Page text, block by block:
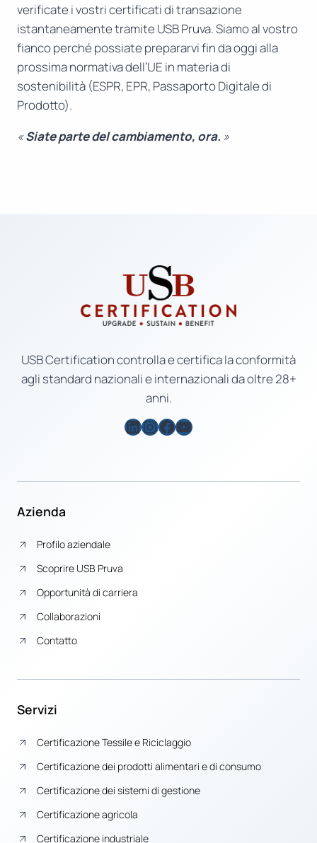
verificate i vostri certificati di transazione
istantaneamente tramite USB Pruva. Siamo al vostro
fianco perché possiate prepararvi fin da oggi alla
prossima normativa dell’UE in materia di
sostenibilità (ESPR, EPR, Passaporto Digitale di
Prodotto).
«Siate parte del cambiamento, ora. »
USB Certification controlla e certifica la conformità
agli standard nazionali e internazionali da oltre 28+
anni.
LinkedIn
Instagram
Facebook
YouTube
Azienda
Profilo aziendale
Scoprire USB Pruva
Opportunità di carriera
Collaborazioni
Contatto
Servizi
Certificazione Tessile e Riciclaggio
Certificazione dei prodotti alimentari e di consumo
Certificazione dei sistemi di gestione
Certificazione agricola
Certificazione industriale